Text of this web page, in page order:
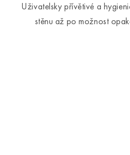
Uživatelsky přívětivé a
stěnu až po možnost